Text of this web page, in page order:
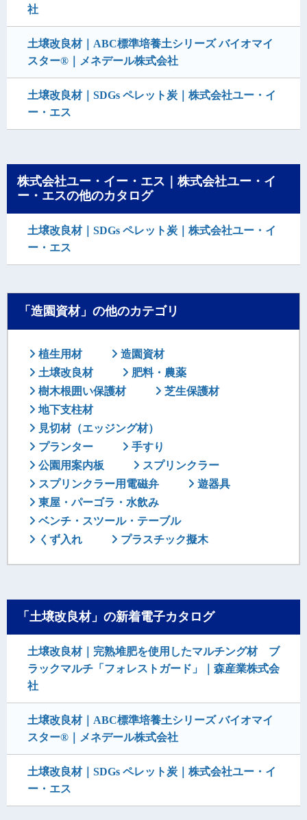
社
土壌改良材｜ABC標準培養土シリーズ バイオマイ
スター®｜メネデール株式会社
土壌改良材｜SDGs ペレット炭｜株式会社ユー・イ
ー・エス
株式会社ユー・イー・エス｜株式会社ユー・イ
ー・エスの他のカタログ
土壌改良材｜SDGs ペレット炭｜株式会社ユー・イ
ー・エス
「造園資材」の他のカテゴリ
植生用材
造園資材
土壌改良材
肥料・農薬
樹木根囲い保護材
芝生保護材
地下支柱材
見切材（エッジング材）
プランター
手すり
公園用案内板
スプリンクラー
スプリンクラー用電磁弁
遊器具
東屋・パーゴラ・水飲み
ベンチ・スツール・テーブル
くず入れ
プラスチック擬木
「土壌改良材」の新着電子カタログ
土壌改良材｜完熟堆肥を使用したマルチング材 ブ
ラックマルチ「フォレストガード」｜森産業株式会
社
土壌改良材｜ABC標準培養土シリーズ バイオマイ
スター®｜メネデール株式会社
土壌改良材｜SDGs ペレット炭｜株式会社ユー・イ
ー・エス